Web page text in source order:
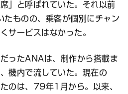
」と呼ばれていた。それ以前
たものの、乗客が個別にチャン
サービスはなかった。
ったANAは、制作から搭載ま
機内で流していた。現在の
のは、79年1月から。以来、